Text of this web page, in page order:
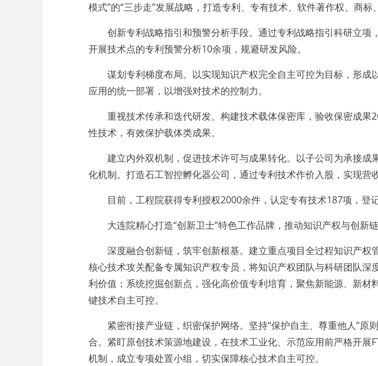
模式”的“三步走”发展战略，打造专利、专有技术、软件著作权、商
创新专利战略指引和预警分析手段。通过专利战略指引科研立项
开展技术点的专利预警分析10余项，规避研发风险。
谋划专利梯度布局。以实现知识产权完全自主可控为目标，形成
应用的统一部署，以增强对技术的控制力。
重视技术传承和迭代研发。构建技术载体保密库，验收保密成果
性技术，有效保护载体类成果。
建立内外双机制，促进技术许可与成果转化。以子公司为承接成
化机制。打造石工智控孵化器公司，通过专利技术作价入股，实现营
目前，工程院获得专利授权2000余件，认定专有技术187项，登记
大连院精心打造“创新卫士”特色工作品牌，推动知识产权与创新
深度融合创新链，筑牢创新根基。建立重点项目全过程知识产权
核心技术攻关配备专属知识产权专员，将知识产权团队与科研团队
利价值；系统挖掘创新点，强化高价值专利培育，聚焦新能源、新
键技术自主可控。
紧密衔接产业链，织密保护网络。坚持“保护自主、尊重他人”原
合。紧盯原创技术策源地建设，在技术工业化、示范应用前严格开
机制，成立专项处置小组，切实保障核心技术自主可控。